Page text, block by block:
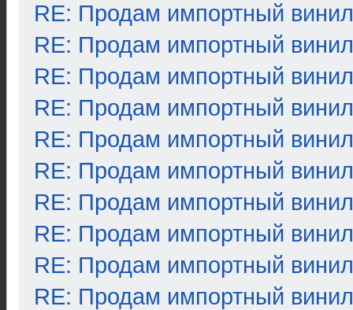
RE: Продам импортный винил
RE: Продам импортный винил
RE: Продам импортный винил
RE: Продам импортный винил
RE: Продам импортный винил
RE: Продам импортный винил
RE: Продам импортный винил
RE: Продам импортный винил
RE: Продам импортный винил
RE: Продам импортный винил